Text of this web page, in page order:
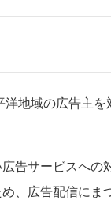
地域の広告主
告サービスへの
、広告配信にま